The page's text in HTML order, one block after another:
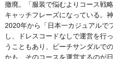
撤廃。「服装で悩むよりコース戦
キャッチフレーズになっている。
2020年から「日本一カジュアルで
し、ドレスコードなしで運営を行
うこともあり、ビーチサンダルで
かも、そのコースを運営するのが